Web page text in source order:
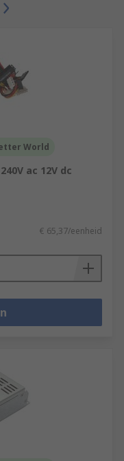
World
ac 12V dc
€ 65,37/eenheid